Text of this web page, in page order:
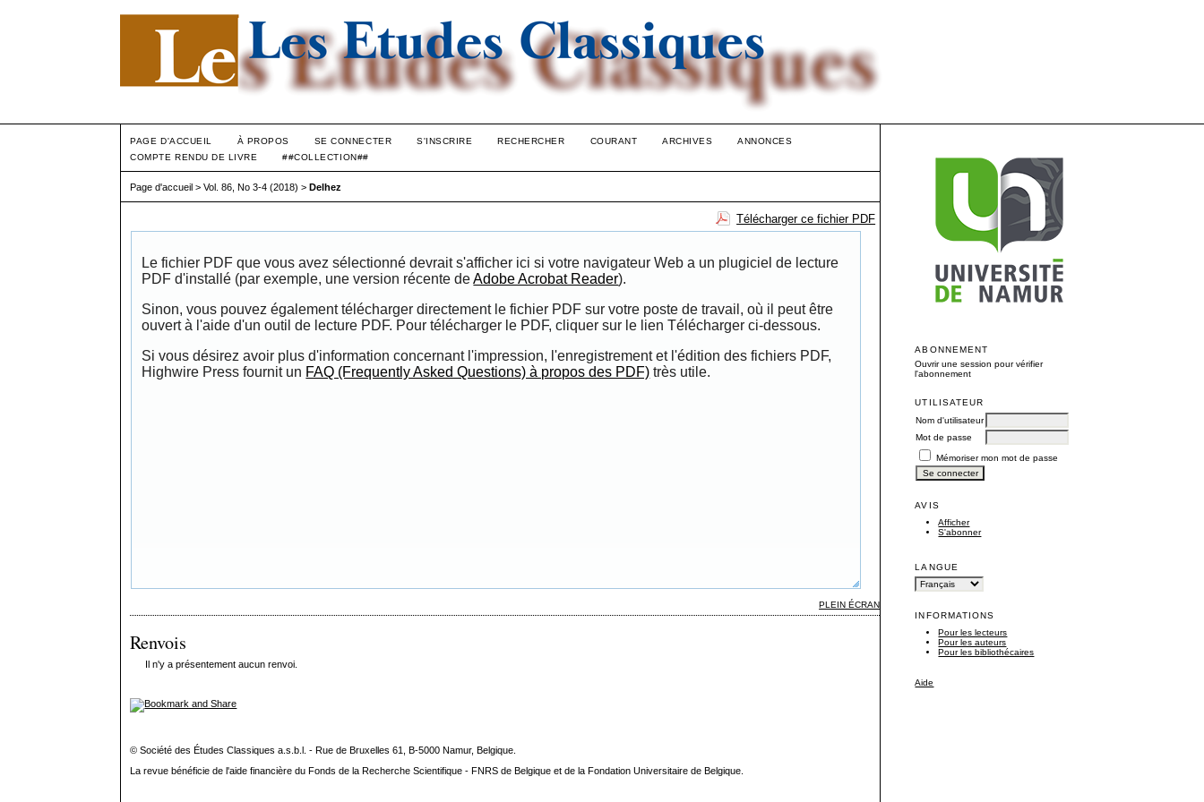
ABONNEMENT
Ouvrir une session pour vérifier
l'abonnement
UTILISATEUR
Nom d'utilisateur
Mot de passe
Mémoriser mon mot de passe
AVIS
Afficher
S'abonner
LANGUE
INFORMATIONS
Pour les lecteurs
Pour les auteurs
Pour les bibliothécaires
Aide
PAGE D'ACCUEIL À PROPOS SE CONNECTER S'INSCRIRE RECHERCHER COURANT ARCHIVES
ANNONCES
COMPTE RENDU DE LIVRE
##COLLECTION##
Page d'accueil >Vol. 86, No 3-4 (2018) >Delhez
Télécharger ce fichier PDF
Le fichier PDF que vous avez sélectionné devrait s'afficher ici si votre navigateur Web a un plugiciel de lecture
PDF d'installé (par exemple, une version récente deAdobe Acrobat Reader).
Sinon, vous pouvez également télécharger directement le fichier PDF sur votre poste de travail, où il peut être
ouvert à l'aide d'un outil de lecture PDF. Pour télécharger le PDF, cliquer sur le lien Télécharger ci-dessous.
Si vous désirez avoir plus d'information concernant l'impression, l'enregistrement et l'édition des fichiers PDF,
Highwire Press fournit un FAQ (Frequently Asked Questions) à propos des PDF) très utile.
PLEIN ÉCRAN
Renvois
Il n'y a présentement aucun renvoi.
© Société des Études Classiques a.s.b.l. - Rue de Bruxelles 61, B-5000 Namur, Belgique.
La revue bénéficie de l'aide financière du Fonds de la Recherche Scientifique - FNRS de Belgique et de la Fondation Universitaire de Belgique.